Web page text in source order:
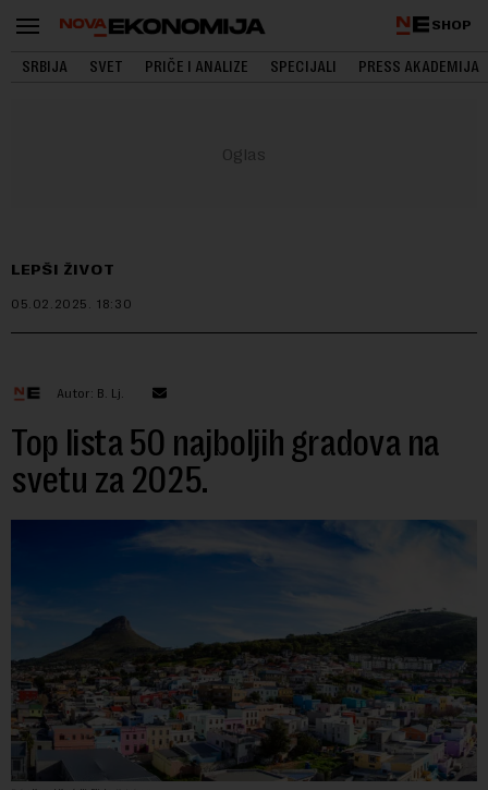
SHOP
SRBIJA SVET PRIČE I ANALIZE SPECIJALI PRESS AKADEMIJA
LEPŠI ŽIVOT
05.02.2025. 18:30
Autor: B. Lj.
Top lista 50 najboljih gradova na
svetu za 2025.